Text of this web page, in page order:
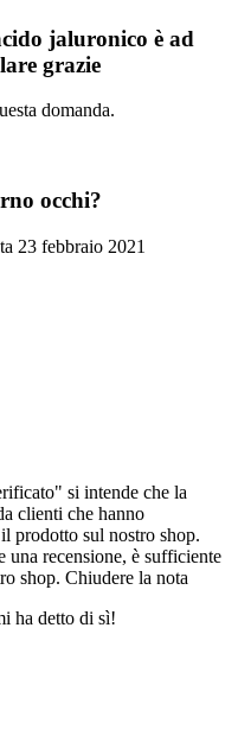
jaluronico è ad
grazie
domanda.
occhi?
23 febbraio 2021
si intende che la
clienti che hanno
prodotto sul nostro shop.
una recensione, è sufficiente
shop. Chiudere la nota
ha detto di sì!